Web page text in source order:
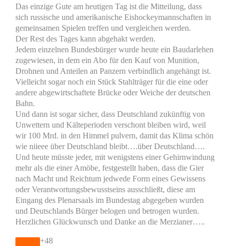
Das einzige Gute am heutigen Tag ist die Mitteilung, dass
sich russische und amerikanische Eishockeymannschaften in
gemeinsamen Spielen treffen und vergleichen werden.
Der Rest des Tages kann abgehakt werden.
Jedem einzelnen Bundesbürger wurde heute ein Baudarlehen
zugewiesen, in dem ein Abo für den Kauf von Munition,
Drohnen und Anteilen an Panzern verbindlich angehängt ist.
Vielleicht sogar noch ein Stück Stahlträger für die eine oder
andere abgewirtschaftete Brücke oder Weiche der deutschen
Bahn.
Und dann ist sogar sicher, dass Deutschland zukünftig von
Unwettern und Kälteperioden verschont bleiben wird, weil
wir 100 Mrd. in den Himmel pulvern, damit das Klima schön
wie niieee über Deutschland bleibt….über Deutschland….
Und heute müsste jeder, mit wenigstens einer Gehirnwindung
mehr als die einer Amöbe, festgestellt haben, dass die Gier
nach Macht und Reichtum jedwede Form eines Gewissens
oder Verantwortungsbewusstseins ausschließt, diese am
Eingang des Plenarsaals im Bundestag abgegeben wurden
und Deutschlands Bürger belogen und betrogen wurden.
Herzlichen Glückwunsch und Danke an die Merzianer…..
+48